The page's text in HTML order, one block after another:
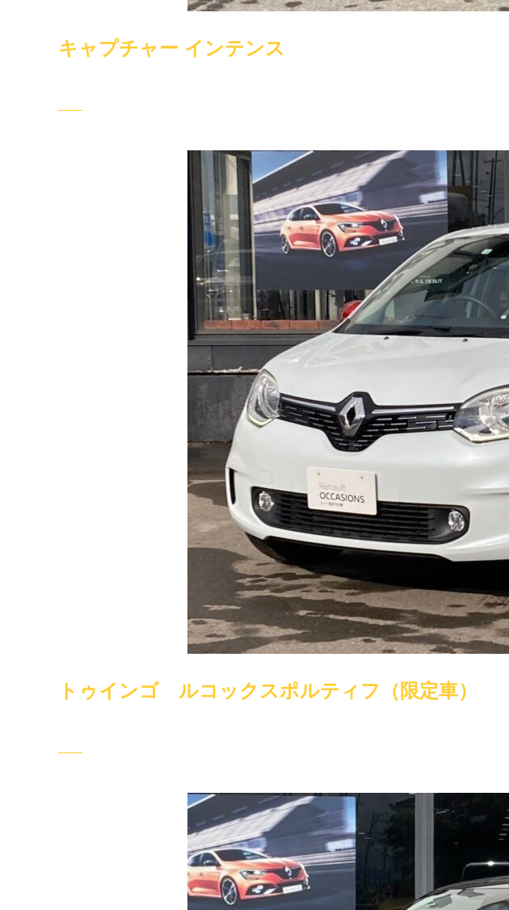
キャプチャー インテンス
トゥインゴ ルコックスポルティフ（限定車）